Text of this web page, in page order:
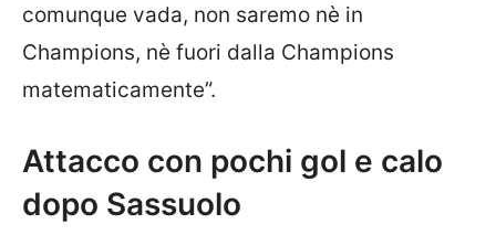
comunque vada, non saremo nè in
Champions, nè fuori dalla Champions
matematicamente”.
Attacco con pochi gol e calo
dopo Sassuolo